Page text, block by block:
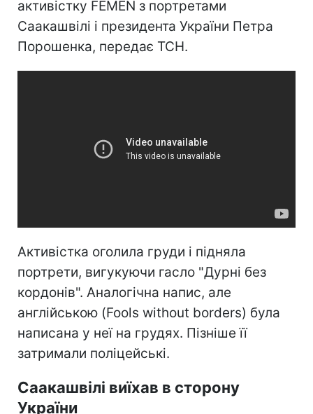
активістку FEMEN з портретами
Саакашвілі і президента України Петра
Порошенка, передає ТСН.
Активістка оголила груди і підняла
портрети, вигукуючи гасло "Дурні без
кордонів". Аналогічна напис, але
англійською (Fools without borders) була
написана у неї на грудях. Пізніше її
затримали поліцейські.
Саакашвілі виїхав в сторону
України